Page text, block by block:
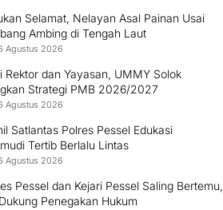
Selamat, Nelayan Asal Painan Usai
Ambing di Tengah Laut
Agustus 2026
Rektor dan Yayasan, UMMY Solok
Strategi PMB 2026/2027
Agustus 2026
Satlantas Polres Pessel Edukasi
Tertib Berlalu Lintas
Agustus 2026
Pessel dan Kejari Pessel Saling Bertemu,
Penegakan Hukum